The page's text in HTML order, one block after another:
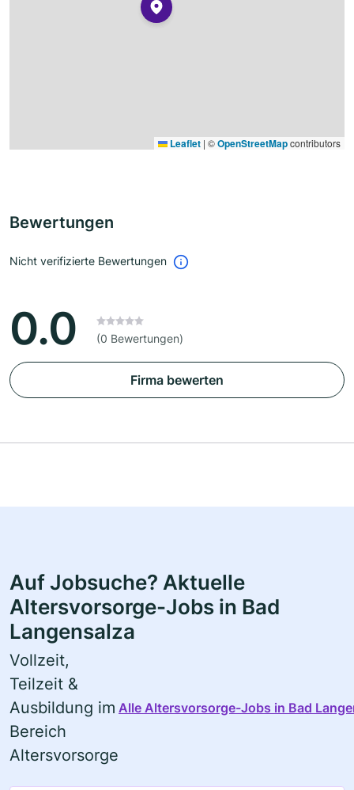
Leaflet | ©OpenStreetMapcontributors
Bewertungen
Nicht verifizierte Bewertungen
0.0 (0 Bewertungen)
Firma bewerten
Auf Jobsuche? Aktuelle
Altersvorsorge-Jobs in Bad
Langensalza
Vollzeit,
Teilzeit &
Ausbildung im
Bereich
Altersvorsorge
Alle Altersvorsorge-Jobs in Bad